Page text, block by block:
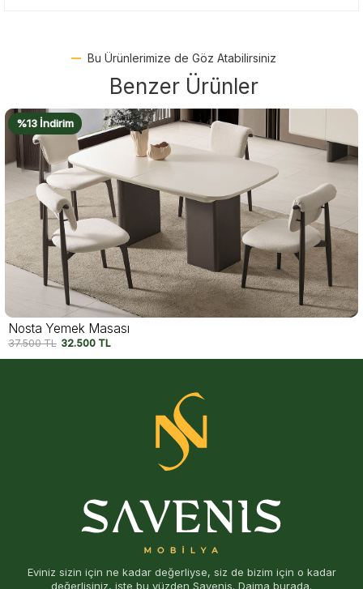
Bu Ürünlerimize de Göz Atabilirsiniz
Benzer Ürünler
%20 İndirim
Pedra Yemek Masası
50.000TL 40.000 TL
Eviniz sizin için ne kadar değerliyse, siz de bizim için o kadar
değerlisiniz, işte bu yüzden Savenis. Daima burada.